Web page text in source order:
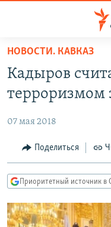
упрощенного
доступа
основному
Вернутся
главной
навигации
Вернутся
ПОДКАСТЫ
АВТОРСКИЕ ПРОЕКТЫ
ЦИТАТЫ СВОБОДЫ
МНЕНИЯ
IDEL.РЕАЛИИ
КАВКАЗ.РЕАЛИИ
НОВОСТИ. КАВКАЗ
Кадыров
терроризмом
07 мая 2018
Поделиться
Приоритетный источник в